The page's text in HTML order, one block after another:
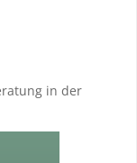
in der